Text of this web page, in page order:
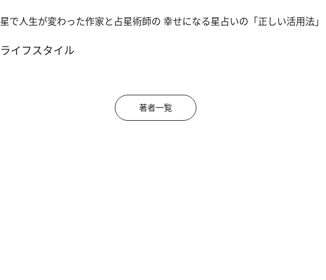
星で人生が変わった作家と占星術師の 幸せになる星占いの「正しい活用法」
ライフスタイル
著者一覧